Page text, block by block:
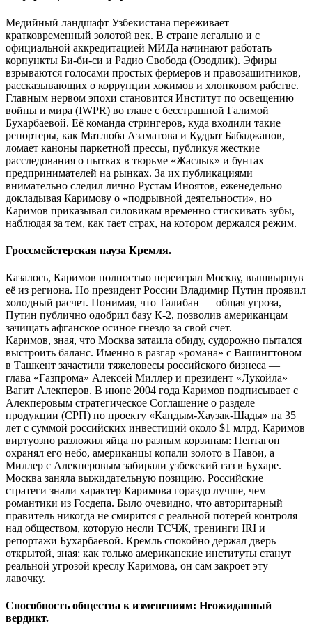
Медийный ландшафт Узбекистана переживает
кратковременный золотой век. В стране легально и с
официальной аккредитацией МИДа начинают работать
корпункты Би-би-си и Радио Свобода (Озодлик). Эфиры
взрываются голосами простых фермеров и правозащитников,
рассказывающих о коррупции хокимов и хлопковом рабстве.
Главным нервом эпохи становится Институт по освещению
войны и мира (IWPR) во главе с бесстрашной Галимой
Бухарбаевой. Её команда стрингеров, куда входили такие
репортеры, как Матлюба Азаматова и Кудрат Бабаджанов,
ломает каноны паркетной прессы, публикуя жесткие
расследования о пытках в тюрьме «Жаслык» и бунтах
предпринимателей на рынках. За их публикациями
внимательно следил лично Рустам Иноятов, еженедельно
докладывая Каримову о «подрывной деятельности», но
Каримов приказывал силовикам временно стискивать зубы,
наблюдая за тем, как тает страх, на котором держался режим.
Гроссмейстерская пауза Кремля.
Казалось, Каримов полностью переиграл Москву, вышвырнув
её из региона. Но президент России Владимир Путин проявил
холодный расчет. Понимая, что Талибан — общая угроза,
Путин публично одобрил базу К-2, позволив американцам
зачищать афганское осиное гнездо за свой счет.
Каримов, зная, что Москва затаила обиду, судорожно пытался
выстроить баланс. Именно в разгар «романа» с Вашингтоном
в Ташкент зачастили тяжеловесы российского бизнеса —
глава «Газпрома» Алексей Миллер и президент «Лукойла»
Вагит Алекперов. В июне 2004 года Каримов подписывает с
Алекперовым стратегическое Соглашение о разделе
продукции (СРП) по проекту «Кандым-Хаузак-Шады» на 35
лет с суммой российских инвестиций около $1 млрд. Каримов
виртуозно разложил яйца по разным корзинам: Пентагон
охранял его небо, американцы копали золото в Навои, а
Миллер с Алекперовым забирали узбекский газ в Бухаре.
Москва заняла выжидательную позицию. Российские
стратеги знали характер Каримова гораздо лучше, чем
романтики из Госдепа. Было очевидно, что авторитарный
правитель никогда не смирится с реальной потерей контроля
над обществом, которую несли ТСЧЖ, тренинги IRI и
репортажи Бухарбаевой. Кремль спокойно держал дверь
открытой, зная: как только американские институты станут
реальной угрозой креслу Каримова, он сам закроет эту
лавочку.
Способность общества к изменениям: Неожиданный
вердикт.